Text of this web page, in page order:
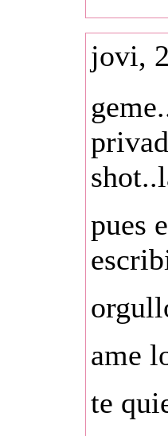
jovi,
pues
ame
te